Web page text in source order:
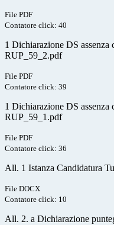
File PDF
Contatore click: 40
1 Dichiarazione DS
RUP_59_2.pdf
File PDF
Contatore click: 39
1 Dichiarazione DS
RUP_59_1.pdf
File PDF
Contatore click: 36
All. 1 Istanza Candidatura
File DOCX
Contatore click: 10
All. 2. a Dichiarazione